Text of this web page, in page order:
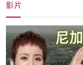
影片